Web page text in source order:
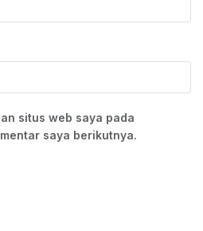
situs web saya pada
saya berikutnya.